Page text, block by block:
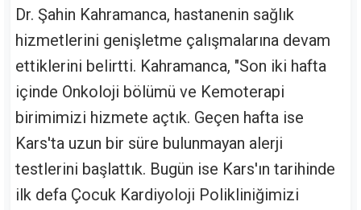
Dr. Şahin Kahramanca, hastanenin sağlık
hizmetlerini genişletme çalışmalarına devam
ettiklerini belirtti. Kahramanca, "Son iki hafta
içinde Onkoloji bölümü ve Kemoterapi
birimimizi hizmete açtık. Geçen hafta ise
Kars'ta uzun bir süre bulunmayan alerji
testlerini başlattık. Bugün ise Kars'ın tarihinde
ilk defa Çocuk Kardiyoloji Polikliniğimizi